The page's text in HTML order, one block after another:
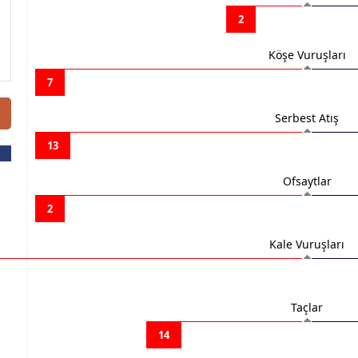
2
Köşe Vuruşları
7
Serbest Atış
13
Ofsaytlar
2
Kale Vuruşları
Taçlar
14